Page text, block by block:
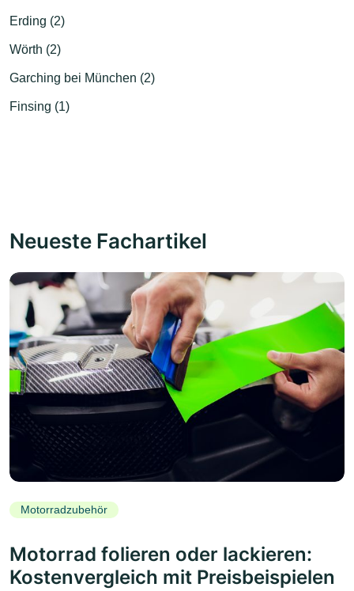
Erding (2)
Wörth (2)
Garching bei München (2)
Finsing (1)
Neueste Fachartikel
Motorradzubehör
Motorrad folieren oder lackieren:
Kostenvergleich mit Preisbeispielen